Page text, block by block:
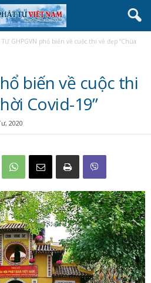
TƯ GHPGVN phổ biến về cuộc thi vẻ đẹp “Chùa
biến về cuộc thi
Covid-19”
2020